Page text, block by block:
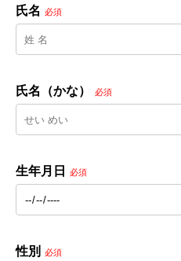
氏名 必須
氏名（かな） 必須
生年月日 必須
性別 必須